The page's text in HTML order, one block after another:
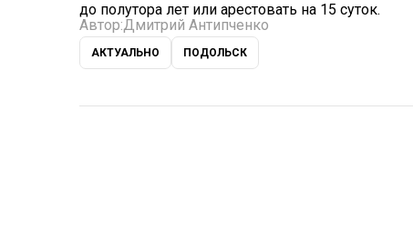
до полутора лет или арестовать на 15 суток.
Автор:Дмитрий Антипченко
АКТУАЛЬНО ПОДОЛЬСК